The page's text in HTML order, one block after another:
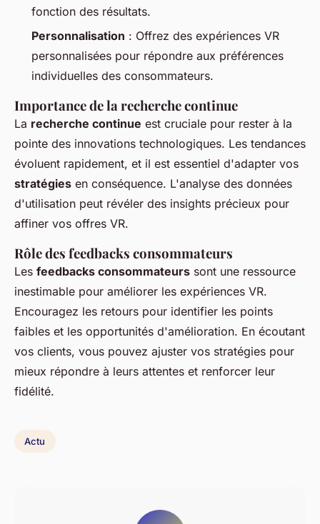
fonction des résultats.
Personnalisation : Offrez des expériences VR
personnalisées pour répondre aux préférences
individuelles des consommateurs.
Importance de la recherche continue
La recherche continue est cruciale pour rester à la
pointe des innovations technologiques. Les tendances
évoluent rapidement, et il est essentiel d'adapter vos
stratégies en conséquence. L'analyse des données
d'utilisation peut révéler des insights précieux pour
affiner vos offres VR.
Rôle des feedbacks consommateurs
Les feedbacks consommateurs sont une ressource
inestimable pour améliorer les expériences VR.
Encouragez les retours pour identifier les points
faibles et les opportunités d'amélioration. En écoutant
vos clients, vous pouvez ajuster vos stratégies pour
mieux répondre à leurs attentes et renforcer leur
fidélité.
Actu